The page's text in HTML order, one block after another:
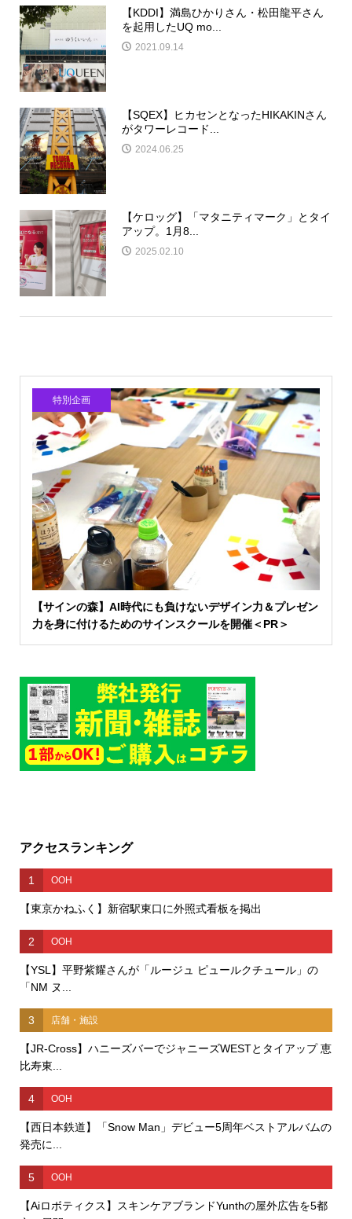
【KDDI】満島ひかりさん・松田龍平さん
を起用したUQ mo...
2021.09.14
【SQEX】ヒカセンとなったHIKAKINさん
がタワーレコード...
2024.06.25
【ケロッグ】「マタニティマーク」とタイ
アップ。1月8...
2025.02.10
特別企画
【サインの森】AI時代にも負けないデザイン力＆プレゼン
力を身に付けるためのサインスクールを開催＜PR＞
アクセスランキング
1 OOH
【東京かねふく】新宿駅東口に外照式看板を掲出
2 OOH
【YSL】平野紫耀さんが「ルージュ ピュールクチュール」の
「NM ヌ...
3 店舗・施設
【JR-Cross】ハニーズバーでジャニーズWESTとタイアップ 恵
比寿東...
4 OOH
【西日本鉄道】「Snow Man」デビュー5周年ベストアルバムの
発売に...
5 OOH
【Aiロボティクス】スキンケアブランドYunthの屋外広告を5都